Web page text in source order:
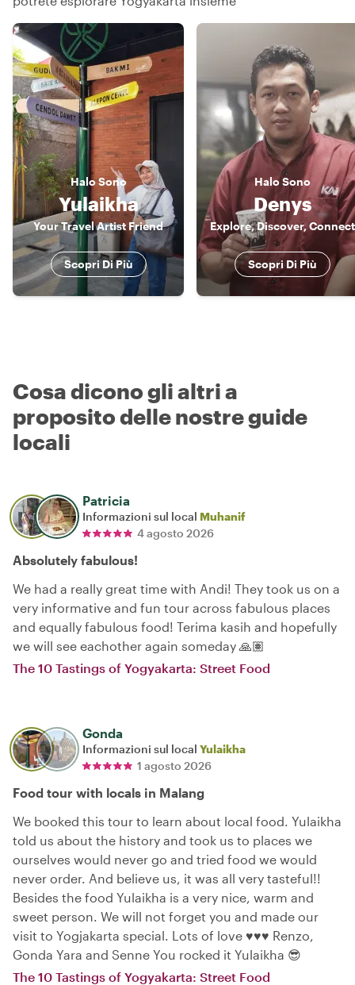
HaloSono
Yulaikha
Your Travel Artist Friend
Scopri Di Più
Halo Sono
Denys
Explore, Discover, Connect
Scopri Di Più
Cosa dicono gli altri a
proposito delle nostre guide
locali
Patricia
Informazioni sul local Muhanif
4 agosto 2026
Absolutely fabulous!
We had a really great time with Andi! They took us on a
very informative and fun tour across fabulous places
and equally fabulous food! Terima kasih and hopefully
we will see eachother again someday 🙏🏽
The 10 Tastings of Yogyakarta: Street Food
Gonda
Informazioni sul local Yulaikha
1 agosto 2026
Food tour with locals in Malang
We booked this tour to learn about local food. Yulaikha
told us about the history and took us to places we
ourselves would never go and tried food we would
never order. And believe us, it was all very tasteful!!
Besides the food Yulaikha is a very nice, warm and
sweet person. We will not forget you and made our
visit to Yogjakarta special. Lots of love ♥️♥️♥️ Renzo,
Gonda Yara and Senne You rocked it Yulaikha 😎
The 10 Tastings of Yogyakarta: Street Food